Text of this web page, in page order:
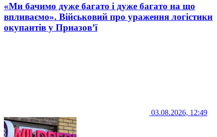
«Ми бачимо дуже багато і дуже багато на що
впливаємо». Військовий про ураження логістики
окупантів у Приазов’ї
03.08.2026, 12:49